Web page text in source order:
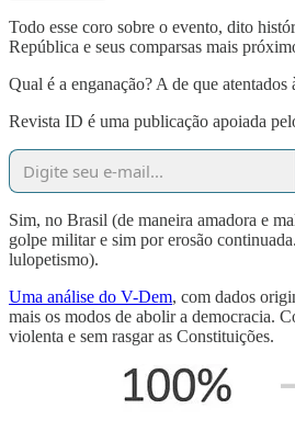
Todo esse coro sobre o evento, dito
República e seus comparsas mais
Qual é a enganação? A de que
Revista ID é uma publicação apoiada
Sim, no Brasil (de maneira amadora e
golpe militar e sim por erosão
lulopetismo).
Uma análise do V-Dem, com dados
mais os modos de abolir a democracia.
violenta e sem rasgar as Constituições.